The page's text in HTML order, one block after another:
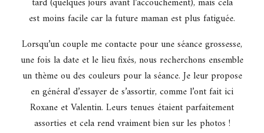
est moins facile car la future maman est plus fatiguée.
Lorsqu’un couple me contacte pour une séance grossesse,
une fois la date et le lieu fixés, nous recherchons ensemble
un thème ou des couleurs pour la séance. Je leur propose
en général d’essayer de s’assortir, comme l’ont fait ici
Roxane et Valentin. Leurs tenues étaient parfaitement
assorties et cela rend vraiment bien sur les photos !